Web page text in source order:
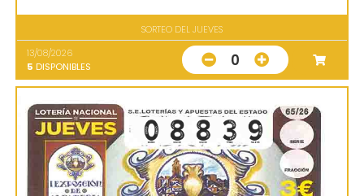
SORTEO DEL JUEVES
13/08/2026
5 DISPONIBLES 0